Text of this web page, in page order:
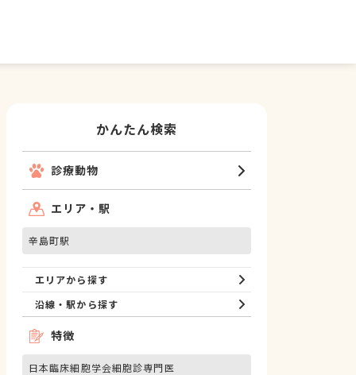
かんたん検索
診療動物
エリア・駅
辛島町駅
エリアから探す
沿線・駅から探す
特徴
日本臨床細胞学会細胞診専門医